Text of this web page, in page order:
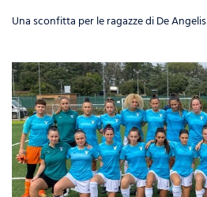
Una sconfitta per le ragazze di De Angelis